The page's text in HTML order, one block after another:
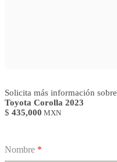
Solicita más información sobre
Toyota Corolla 2023
$ 435,000 MXN
Nombre *